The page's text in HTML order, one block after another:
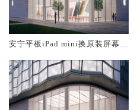
安宁平板iPad mini换原装屏幕服